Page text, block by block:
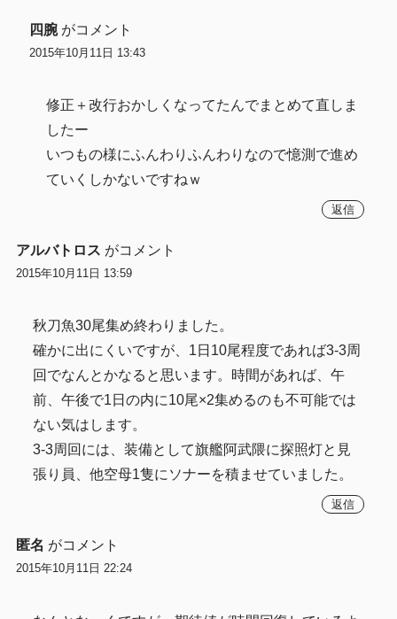
四腕 がコメント
2015年10月11日 13:43
修正＋改行おかしくなってたんでまとめて直しま
したー
いつもの様にふんわりふんわりなので憶測で進め
ていくしかないですねｗ
返信
アルバトロス がコメント
2015年10月11日 13:59
秋刀魚30尾集め終わりました。
確かに出にくいですが、1日10尾程度であれば3-3周
回でなんとかなると思います。時間があれば、午
前、午後で1日の内に10尾×2集めるのも不可能では
ない気はします。
3-3周回には、装備として旗艦阿武隈に探照灯と見
張り員、他空母1隻にソナーを積ませていました。
返信
匿名 がコメント
2015年10月11日 22:24